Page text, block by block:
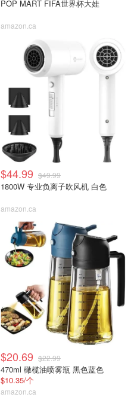
POP MART FIFA世界杯大娃
amazon.ca
$44.99 $49.99
1800W 专业负离子吹风机 白色
amazon.ca
$20.69 $22.99
470ml 橄榄油喷雾瓶 黑色蓝色
$10.35/个
amazon.ca